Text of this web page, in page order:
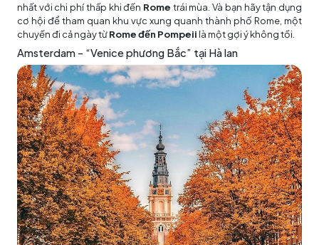
nhất với chi phí thấp khi đến Rome trái mùa. Và bạn hãy tận dụng
cơ hội để tham quan khu vực xung quanh thành phố Rome, một
chuyến đi cả ngày từRome đến Pompeiilà một gợi ý không tồi.
Amsterdam – “Venice phương Bắc” tại Hà lan